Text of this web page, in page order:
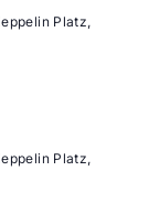
Platz,
Platz,